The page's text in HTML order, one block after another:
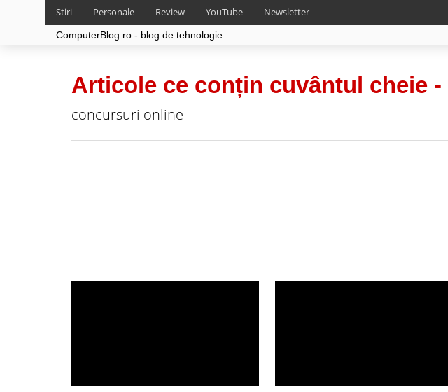
Stiri Personale Review YouTube Newsletter
ComputerBlog.ro - blog de tehnologie
Articole ce conțin cuvântul cheie -
concursuri online